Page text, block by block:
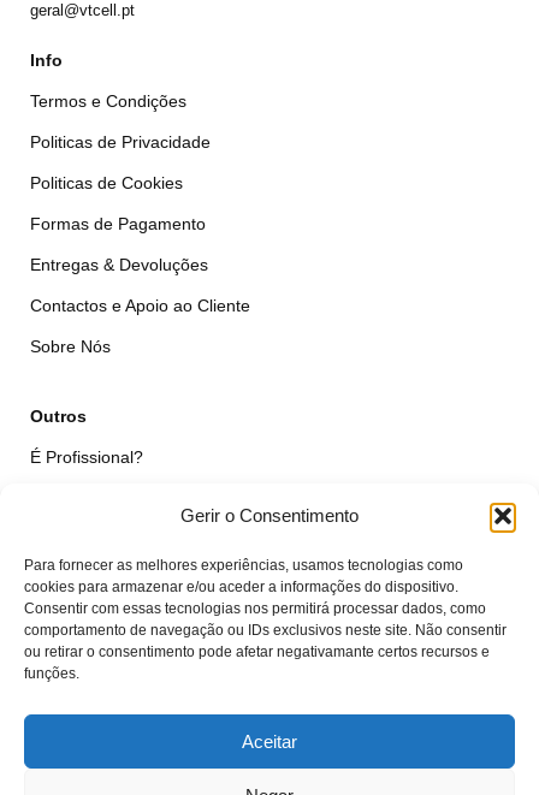
Gerir o Consentimento
Para fornecer as melhores experiências, usamos tecnologias como
cookies para armazenar e/ou aceder a informações do dispositivo.
Consentir com essas tecnologias nos permitirá processar dados, como
comportamento de navegação ou IDs exclusivos neste site. Não consentir
ou retirar o consentimento pode afetar negativamante certos recursos e
funções.
Aceitar
geral@vtcell.pt
Info
Termos e Condições
Politicas de Privacidade
Politicas de Cookies
Formas de Pagamento
Entregas & Devoluções
Contactos e Apoio ao Cliente
Sobre Nós
Outros
É Profissional?
Qualidade das Peças
Minha Conta